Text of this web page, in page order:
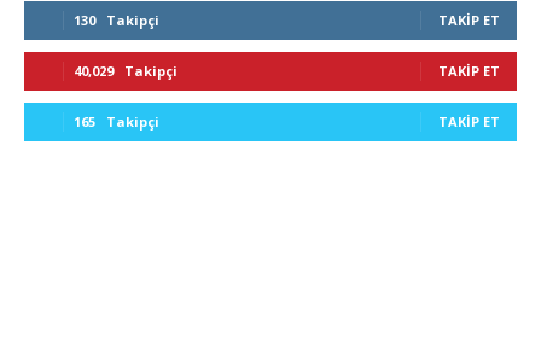
130 Takipçi TAKIP ET
40,029 Takipçi TAKIP ET
165 Takipçi TAKIP ET